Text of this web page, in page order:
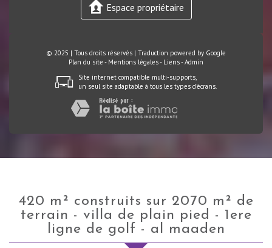
Espace propriétaire
© 2025 | Tous droits réservés | Traduction powered by Google
Plan du site - Mentions légales- Liens-Admin
Site internet compatible multi-supports,
un seul site adaptable à tous les types d'écrans.
420 m² construits sur 2070 m² de
terrain - villa de plain pied - 1ere
ligne de golf - al maaden